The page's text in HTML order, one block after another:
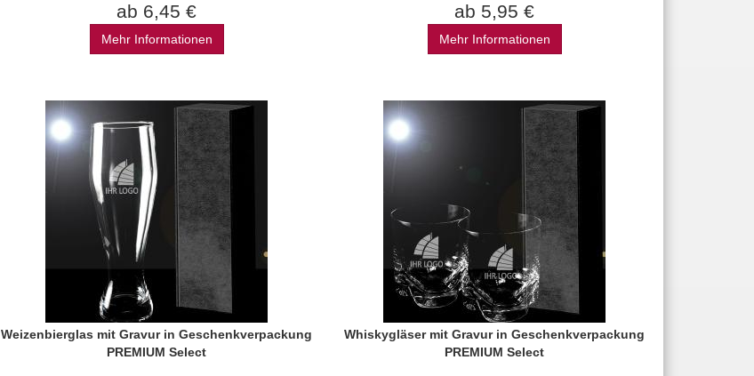
ab 6,45 €
Mehr Informationen
ab 5,95 €
Mehr Informationen
Weizenbierglas mit Gravur in Geschenkverpackung
PREMIUM Select
Whiskygläser mit Gravur in Geschenkverpackung
PREMIUM Select